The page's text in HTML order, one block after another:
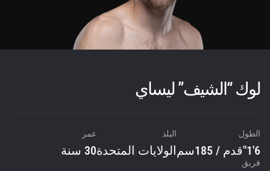
لوك “الشيف” ليساي
الطول
6'1"قدم / 185سم
البلد
الولايات المتحدة
عمر
30 سنة
فريق